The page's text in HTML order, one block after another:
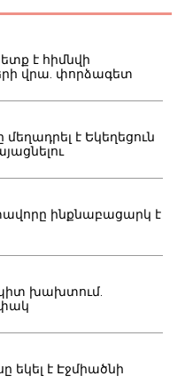
է հիմնվի
վրա. փորձագետ
մեղադրել է Եկեղեցուն
ինքնաբացարկ է
խախտում.
եկել է Էջմիածնի
դիմել է